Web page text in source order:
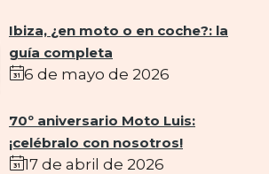
Ibiza, ¿en moto o en coche?: la
guía completa
6 de mayo de 2026
70º aniversario Moto Luis:
¡celébralo con nosotros!
17 de abril de 2026